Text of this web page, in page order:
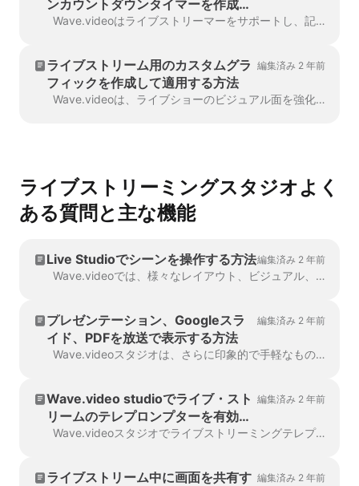
ンカウントダウンタイマーを作成す
る方法
Wave.videoはライブストリーマーをサポートし、記憶に残るブランドライブショーを行うために必要なものをすべて提供します。Wave.videoのエディタを使えば、ライブストリーミングのための ...
ライブストリーム用のカスタムグラ
フィックを作成して適用する方法
編集済み 2 年前
Wave.videoは、ライブショーのビジュアル面を強化するために、ライブストリーマーにデザイン済みの美しいテンプレートセットを提供しています。各スタイルは、エッセンスで構成されています...
ライブストリーミングスタジオよく
ある質問と主な機能
Live Studioでシーンを操作する方法編集済み 2 年前
Wave.videoでは、様々なレイアウト、ビジュアル、複数のカメラ、ビデオ/スクリーン共有で複数のシーンを作成できます。あなたのブロードキャストをより良いものにします。
プレゼンテーション、Googleスラ
イド、PDFを放送で表示する方法
編集済み 2 年前
Wave.videoスタジオは、さらに印象的で手軽なものになりました！数回クリックするだけで、プレゼンテーションを表示する方法をご紹介します。完全なウェビナーを行うことができます。
Wave.video studioでライブ・スト
リームのテレプロンプターを有効に
するには？
編集済み 2 年前
Wave.videoスタジオでライブストリーミングテレプロンプターを有効にする方法を教えてください。Wave.videoのテレプロンプター機能を使用すれば、言葉につまずいたり、聞き取れなかったりすることにさよならを告げることができます。
ライブストリーム中に画面を共有す 編集済み 2 年前